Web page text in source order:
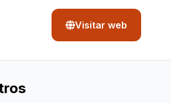
Visitar web